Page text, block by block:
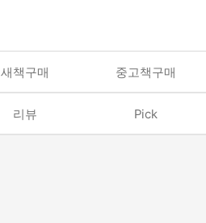
새책구매 중고책구매
리뷰 Pick